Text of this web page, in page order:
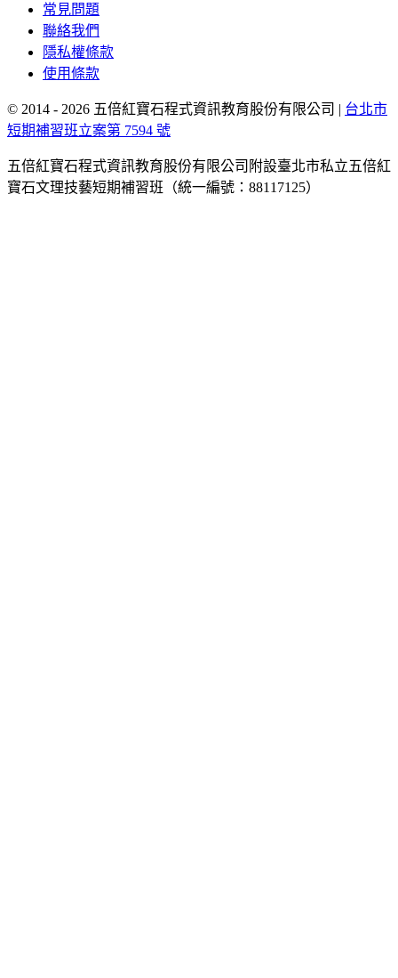
常見問題
聯絡我們
隱私權條款
使用條款
© 2014 - 2026 五倍紅寶石程式資訊教育股份有限公司 | 台北市
短期補習班立案第 7594 號
五倍紅寶石程式資訊教育股份有限公司附設臺北市私立五倍紅
寶石文理技藝短期補習班（統一編號：88117125）